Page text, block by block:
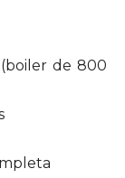
de 800